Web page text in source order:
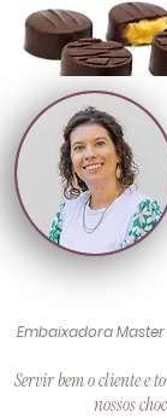
Embaixadora Master
Servir bem o cliente e
nossos